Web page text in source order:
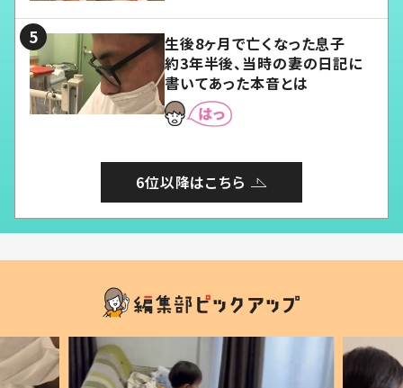
生後8ヶ月で亡くなった息子
約3年半後、当時の妻の日記に
書いてあった本音とは
6位以降はこちら